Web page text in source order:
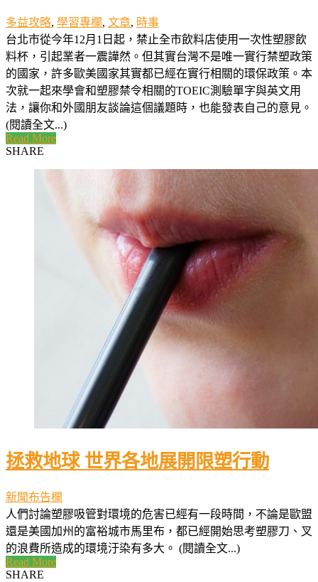
多益攻略, 學習專欄, 文章, 時事
台北市從今年12月1日起，禁止全市飲料店使用一次性塑膠飲
料杯，引起業者一震譁然。但其實台灣不是唯一實行禁塑政策
的國家，許多歐美國家其實都已經在實行相關的環保政策。本
次就一起來學會和塑膠禁令相關的TOEIC測驗單字與英文用
法，讓你和外國朋友談論這個議題時，也能發表自己的意見。
(閱讀全文...)
Read More
SHARE
拯救地球 世界各地展開限塑行動
新聞布告欄
人們討論塑膠吸管對環境的危害已經有一段時間，不論是歐盟
還是美國加州的富裕城市馬里布，都已經開始思考塑膠刀、叉
的浪費所造成的環境汙染有多大。 (閱讀全文...)
Read More
SHARE